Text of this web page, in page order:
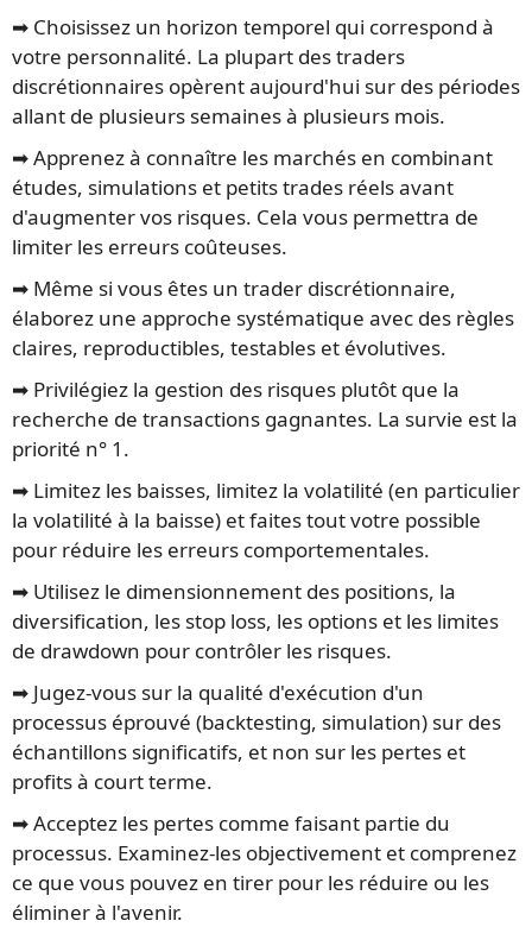
➡️ Choisissez un horizon temporel qui correspond à
votre personnalité. La plupart des traders
discrétionnaires opèrent aujourd'hui sur des périodes
allant de plusieurs semaines à plusieurs mois.
➡️ Apprenez à connaître les marchés en combinant
études, simulations et petits trades réels avant
d'augmenter vos risques. Cela vous permettra de
limiter les erreurs coûteuses.
➡️ Même si vous êtes un trader discrétionnaire,
élaborez une approche systématique avec des règles
claires, reproductibles, testables et évolutives.
➡️ Privilégiez la gestion des risques plutôt que la
recherche de transactions gagnantes. La survie est la
priorité n° 1.
➡️ Limitez les baisses, limitez la volatilité (en particulier
la volatilité à la baisse) et faites tout votre possible
pour réduire les erreurs comportementales.
➡️ Utilisez le dimensionnement des positions, la
diversification, les stop loss, les options et les limites
de drawdown pour contrôler les risques.
➡️ Jugez-vous sur la qualité d'exécution d'un
processus éprouvé (backtesting, simulation) sur des
échantillons significatifs, et non sur les pertes et
profits à court terme.
➡️ Acceptez les pertes comme faisant partie du
processus. Examinez-les objectivement et comprenez
ce que vous pouvez en tirer pour les réduire ou les
éliminer à l'avenir.